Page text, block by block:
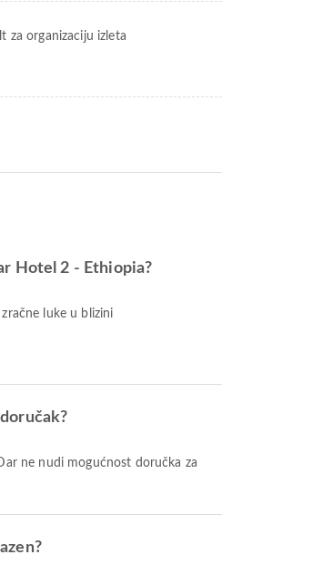
za organizaciju izleta
Hotel 2 - Ethiopia?
luke u blizini
ne nudi mogućnost doručka za